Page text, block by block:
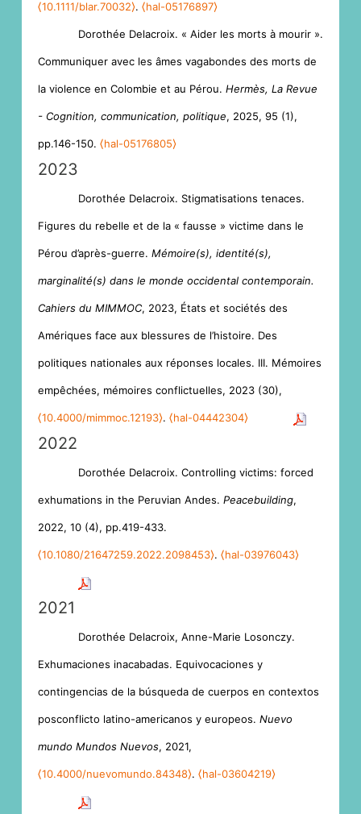
⟨10.1111/blar.70032⟩. ⟨hal-05176897⟩
Dorothée Delacroix. « Aider les morts à mourir ».
Communiquer avec les âmes vagabondes des morts de
la violence en Colombie et au Pérou. Hermès, La Revue
- Cognition, communication, politique, 2025, 95 (1),
pp.146-150. ⟨hal-05176805⟩
2023
Dorothée Delacroix. Stigmatisations tenaces.
Figures du rebelle et de la « fausse » victime dans le
Pérou d’après-guerre. Mémoire(s), identité(s),
marginalité(s) dans le monde occidental contemporain.
Cahiers du MIMMOC, 2023, États et sociétés des
Amériques face aux blessures de l’histoire. Des
politiques nationales aux réponses locales. III. Mémoires
empêchées, mémoires conflictuelles, 2023 (30),
⟨10.4000/mimmoc.12193⟩. ⟨hal-04442304⟩
2022
Dorothée Delacroix. Controlling victims: forced
exhumations in the Peruvian Andes. Peacebuilding,
2022, 10 (4), pp.419-433.
⟨10.1080/21647259.2022.2098453⟩. ⟨hal-03976043⟩
2021
Dorothée Delacroix, Anne-Marie Losonczy.
Exhumaciones inacabadas. Equivocaciones y
contingencias de la búsqueda de cuerpos en contextos
posconflicto latino-americanos y europeos. Nuevo
mundo Mundos Nuevos, 2021,
⟨10.4000/nuevomundo.84348⟩. ⟨hal-03604219⟩